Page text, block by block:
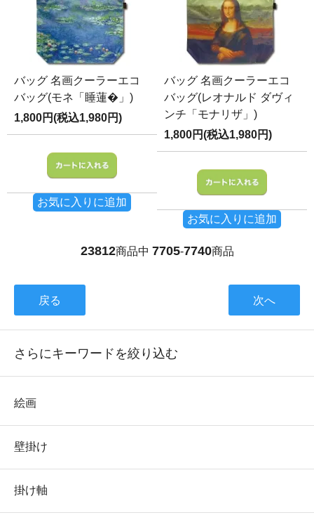
バッグ 名画クーラーエコ
バッグ(モネ「睡蓮�」)
1,800円(税込1,980円)
お気に入りに追加
バッグ 名画クーラーエコ
バッグ(レオナルド ダヴィ
ンチ「モナリザ」)
1,800円(税込1,980円)
お気に入りに追加
23812商品中 7705-7740商品
戻る 次へ
さらにキーワードを絞り込む
絵画
壁掛け
掛け軸